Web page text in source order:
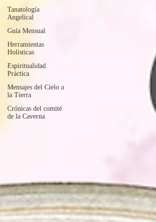
Tanatología
Angelical
Guía Mensual
Herramientas
Holísticas
Espiritualidad
Práctica
Mensajes del Cielo a
la Tierra
Crónicas del comité
de la Caverna